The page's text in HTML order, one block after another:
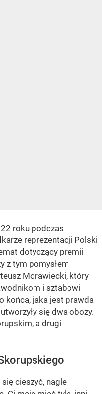
roku podczas
reprezentacji Polski
dotyczący premii
z tym pomysłem
Morawiecki, który
i sztabowi
końca, jaka jest prawda
się dwa obozy.
a drugi
cieszyć, nagle